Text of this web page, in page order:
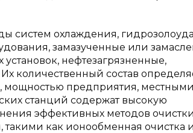
систем охлаждения,
замазученные или
нефтезагрязненные,
количественный состав
мощностью предприятия, местными
станций содержат высокую
эффективных методов
такими как ионообменная очистка и